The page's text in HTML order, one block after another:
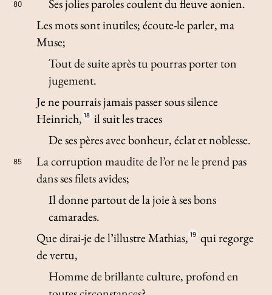
80
Ses jolies paroles coulent du fleuve aonien.
Les mots sont inutiles; écoute-le parler, ma
Muse;
Tout de suite après tu pourras porter ton
jugement.
Je ne pourrais jamais passer sous silence
Heinrich, 18 il suit les traces
De ses pères avec bonheur, éclat et noblesse.
85
La corruption maudite de l’or ne le prend pas
dans ses filets avides;
Il donne partout de la joie à ses bons
camarades.
Que dirai-je de l’illustre Mathias, 19 qui regorge
de vertu,
Homme de brillante culture, profond en